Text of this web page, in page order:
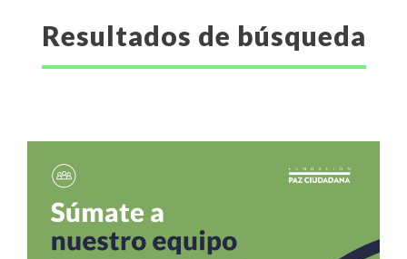
Resultados de búsqueda